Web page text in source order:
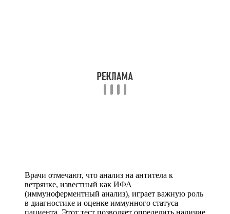
Врачи отмечают, что анализ на антитела к
ветрянке, известный как ИФА
(иммуноферментный анализ), играет важную роль
в диагностике и оценке иммунного статуса
пациента. Этот тест позволяет определить наличие